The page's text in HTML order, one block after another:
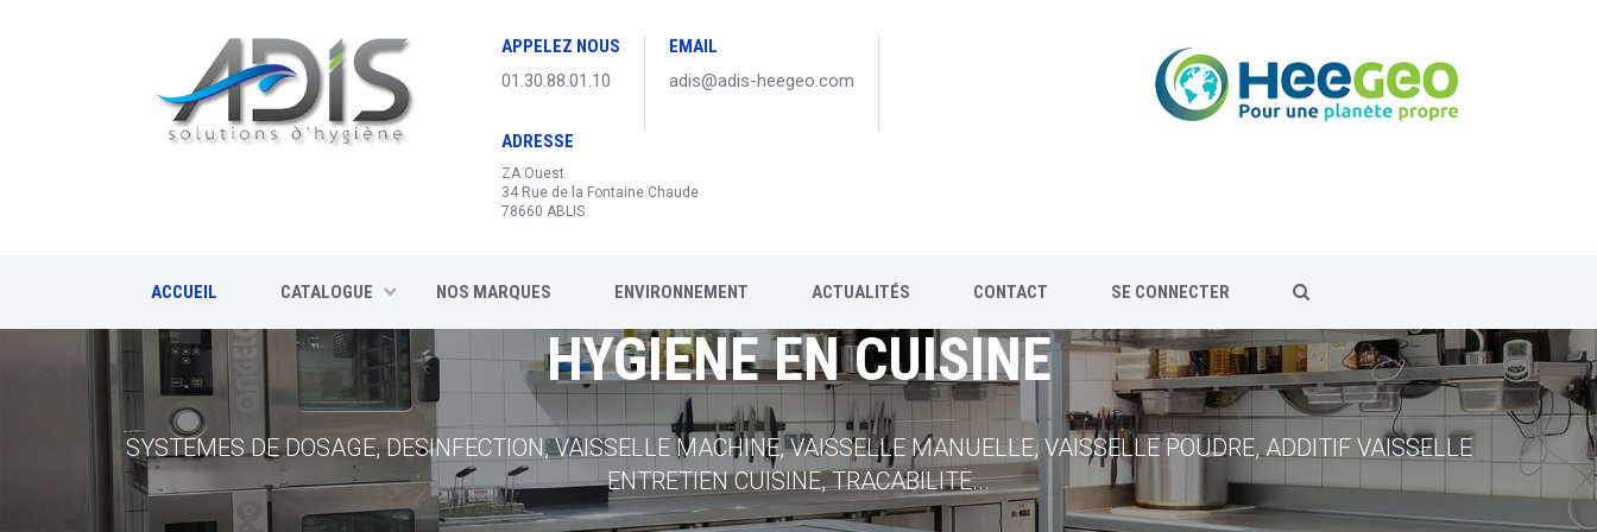
APPELEZ NOUS
01.30.88.01.10
EMAIL
adis@adis-heegeo.com
ADRESSE
ZA Ouest
34 Rue de la Fontaine Chaude
78660 ABLIS
ACCUEIL CATALOGUE NOS MARQUES ENVIRONNEMENT ACTUALITÉS CONTACT SE CONNECTER
HYGIENE EN CUISINE
SYSTEMES DE DOSAGE, DESINFECTION, VAISSELLE MACHINE, VAISSELLE MANUELLE, VAISSELLE POUDRE, ADDITIF VAISSELLE
ENTRETIEN CUISINE, TRACABILITE...
HYGIENE DU LINGE
SYSTEMES DE DOSAGE, LESSIVES LINGEX, LESSIVES PRO
ADDITIFS, LESSIVE KIEHL...
HYGIENE DES SOLS
DESINFECTION ECOCERT, DECAPANTS, DEGRAISSANT INDUSTRIE, PROTECTIONS, ENTRETIEN, GAMME ENZYMATIQUE
PARQUETS, GAMME AIRES, CRISTALLISANT, NETTOYANT SPECIFIQUE...
HYGIENE GENERALE
HYGIENE SANITAIRES, SAVONS CARTOUCHES, SAVONS VRAC, SAVON CAPTIF, DESINFECTION - PREVENTION
DISTRIBUTEUR STANDARD, PAPIER STANDARD LOTUS TORK, ESSUIE-MAINS SYSTEME...